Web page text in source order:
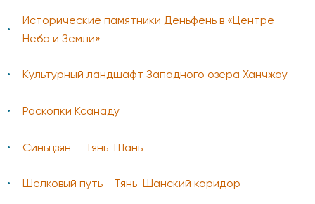
Исторические памятники Деньфень в «Центре
Неба и Земли»
Культурный ландшафт Западного озера Ханчжоу
Раскопки Ксанаду
Синьцзян — Тянь-Шань
Шелковый путь - Тянь-Шанский коридор